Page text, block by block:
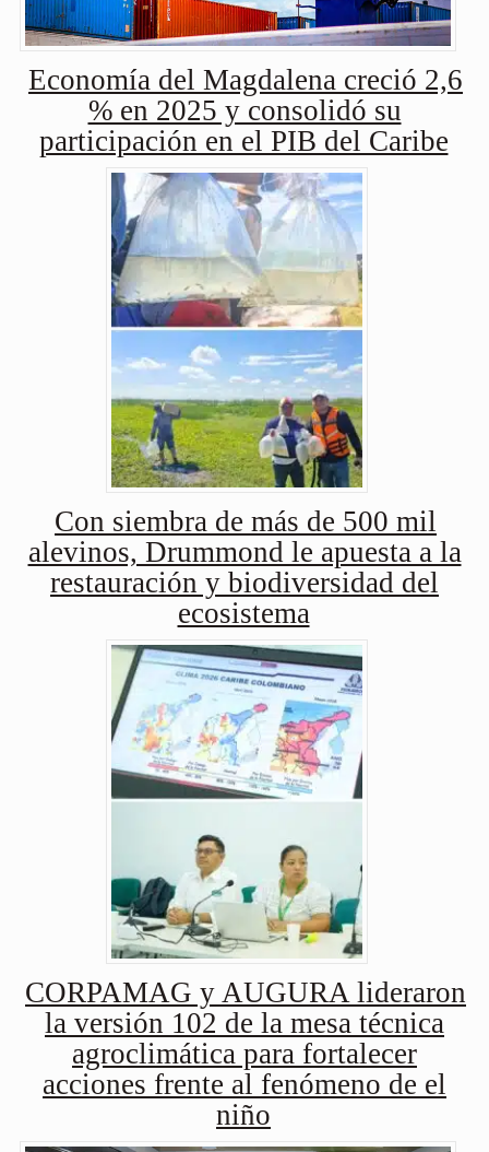
Economía del Magdalena creció 2,6
% en 2025 y consolidó su
participación en el PIB del Caribe
Con siembra de más de 500 mil
alevinos, Drummond le apuesta a la
restauración y biodiversidad del
ecosistema
CORPAMAG y AUGURA lideraron
la versión 102 de la mesa técnica
agroclimática para fortalecer
acciones frente al fenómeno de el
niño